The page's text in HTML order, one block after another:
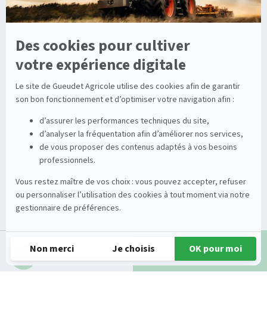
Irrigation
Enrouleurs
Stations
Entretien de la vigne
Entretien du sol
Dépannage
Pièces détachées
Démonstration
Occasions Groupe
Demande d'infos Appeler